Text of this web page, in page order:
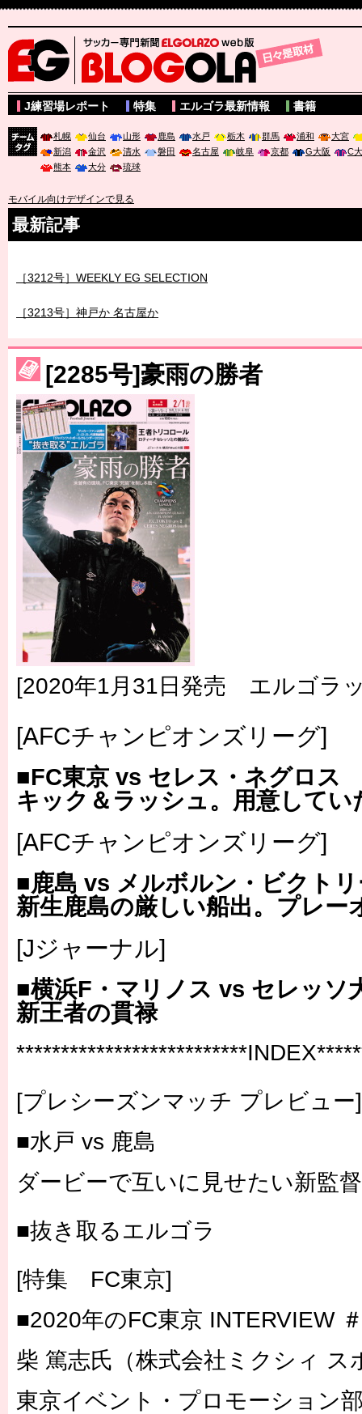
サッカー専門新聞ELGOLAZO web版 BLOGOLA
J練習場レポート 特集 エルゴラ最新情報 書籍
札幌 仙台 山形 鹿島 水戸 栃木 群馬 浦和
大宮
新潟
金沢 清水 磐田 名古屋 岐阜 京都 G大阪
C
熊本
大分 琉球
モバイル向けデザインで見る
最新記事
［3214号］WEST制覇
［3215号］WEEKLY EG SELECTION
［3216号］行く末占うラストワン
［3217号］最高の景色へ出国
［3218号］WEEKLY EG SELECTION
［3219号］特別な覇者へ 大逆転か連破か
［3220号］伝説の王者、黄金のシャーレ
[2285号]豪雨の勝者
[2020年1月31日発売 エルゴラ
[AFCチャンピオンズリーグ]
■FC東京 vs セレス・ネグロス
キック＆ラッシュ。用意してい
[AFCチャンピオンズリーグ]
■鹿島 vs メルボルン・ビクト
新生鹿島の厳しい船出。プレー
[Jジャーナル]
■横浜F・マリノス vs セレッソ
新王者の貫禄
[プレシーズンマッチ プレビュー]
■水戸 vs 鹿島
ダービーで互いに見せたい新監
■抜き取るエルゴラ
[特集 FC東京]
■2020年のFC東京 INTERVIEW
柴 篤志氏（株式会社ミクシィ ス
東京イベント・プロモーション